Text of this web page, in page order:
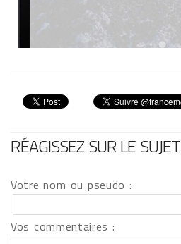
RÉAGISSEZ SUR LE SUJET
Votre nom ou pseudo :
Vos commentaires :